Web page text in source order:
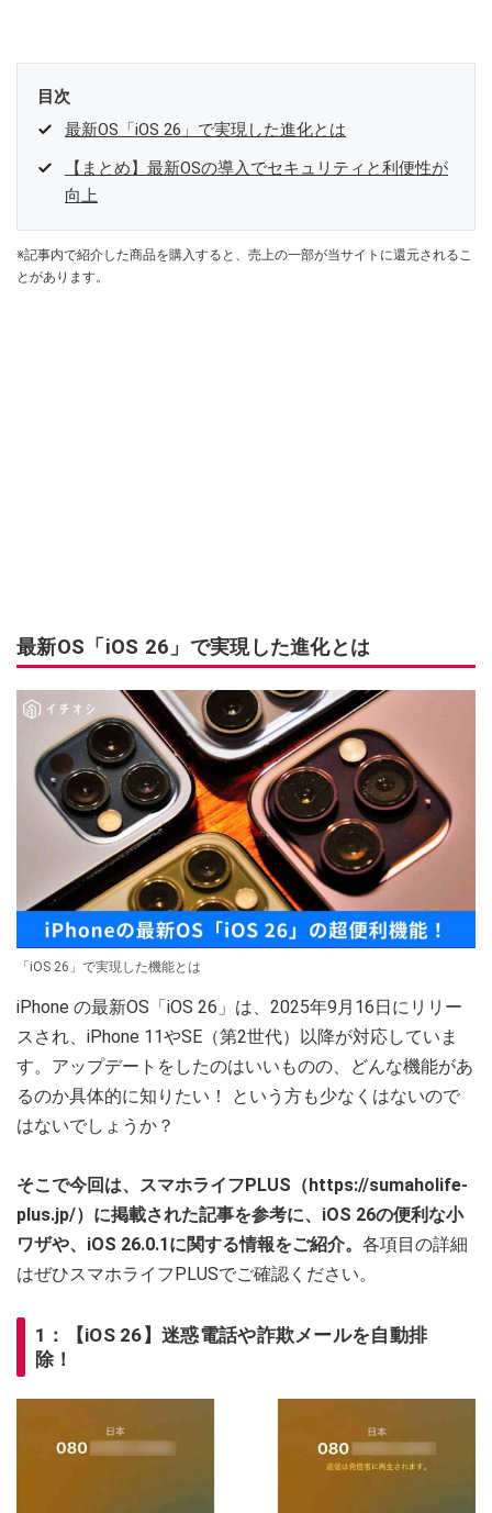
目次
最新OS「iOS 26」で実現した進化とは
【まとめ】最新OSの導入でセキュリティと利便性が
向上
※記事内で紹介した商品を購入すると、売上の一部が当サイトに還元されるこ
とがあります。
最新OS「iOS 26」で実現した進化とは
「iOS 26」で実現した機能とは
iPhone の最新OS「iOS 26」は、2025年9月16日にリリー
スされ、iPhone 11やSE（第2世代）以降が対応していま
す。アップデートをしたのはいいものの、どんな機能があ
るのか具体的に知りたい！ という方も少なくはないので
はないでしょうか？
そこで今回は、スマホライフPLUS（https://sumaholife-
plus.jp/）に掲載された記事を参考に、iOS 26の便利な小
ワザや、 iOS 26.0.1に関する情報をご紹介。 各項目の詳細
はぜひスマホライフPLUSでご確認ください。
1：【iOS 26】迷惑電話や詐欺メールを自動排
除！